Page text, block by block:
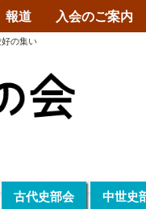
報道 入会のご案内
の集い
古代史部会 中世史